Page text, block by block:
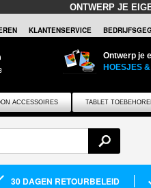
ONTWERP JE
KLANTENSERVICE
Ontwerp je
HOESJES
ACCESSOIRES TABLET
30 DAGEN RETOURBELEID